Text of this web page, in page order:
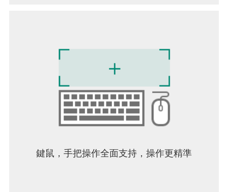
裝置需要 12GB 的可用空間，但我們建議至少預留
兩倍的空間，以避免初始安裝問題。
為了避免用戶失望，我們的目標是阻止設備不支援
該遊戲的用戶購買。如果您能夠在設備上購買此遊
戲，我們預計在大多數情況下它都能流暢運行。
但是，我們也注意到極少數情況下，用戶能夠在不
商店未能正確識別設備，因此無法阻止購買。如需
鍵鼠，手把操作全面支持，操作更精準